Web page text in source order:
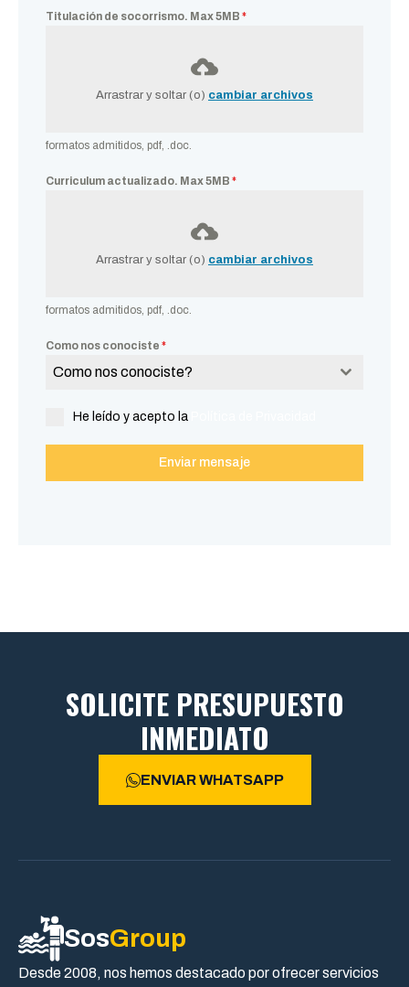
Titulación de socorrismo. Max 5MB *
Arrastrar y soltar (o) cambiar archivos
formatos admitidos, pdf, .doc.
Curriculum actualizado. Max 5MB *
Arrastrar y soltar (o) cambiar archivos
formatos admitidos, pdf, .doc.
Como nos conociste *
Como nos conociste?
He leído y acepto la
Enviar mensaje
SOLICITE PRESUPUESTO
INMEDIATO
ENVIAR WHATSAPP
SosGroup
Desde 2008, nos hemos destacado por ofrecer servicios